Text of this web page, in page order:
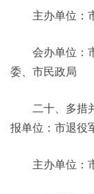
主办单位：
会办单位：市
委、市民政局
二十、多措并
报单位：市退役
主办单位：